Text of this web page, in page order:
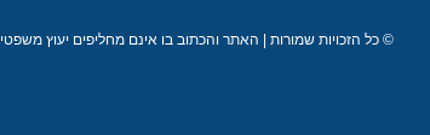
© כל הזכויות שמורות | האתר והכתוב בו אינם מחליפים יעוץ משפטי